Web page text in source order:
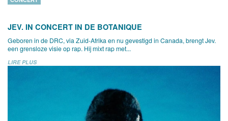
JEV. IN CONCERT IN DE BOTANIQUE
Geboren in de DRC, via Zuid-Afrika en nu gevestigd in Canada, brengt Jev.
een grensloze visie op rap. Hij mixt rap met...
LIRE PLUS